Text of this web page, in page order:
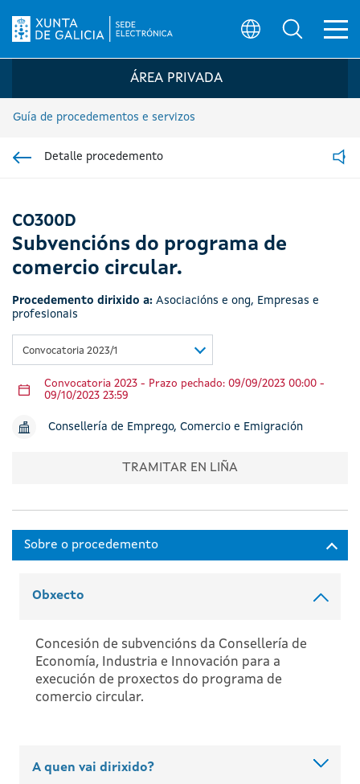
Logo da Sede electrónica da Xunta de
ÁREA PRIVADA
Guía de procedementos e servizos
Detalle procedemento
CO300D
Subvencións do programa de
comercio circular.
Procedemento dirixido a: Asociacións e ong, Empresas e
profesionais
Convocatoria 2023/1
Convocatoria 2023 - Prazo pechado: 09/09/2023 00:00 -
09/10/2023 23:59
Consellería de Emprego, Comercio e Emigración
TRAMITAR EN LIÑA
Obxecto
Concesión de subvencións da Consellería de
Economía, Industria e Innovación para a
execución de proxectos do programa de
comercio circular.
A quen vai dirixido?